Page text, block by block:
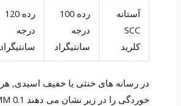
آستانه
SCC
کلرید
رده 100
درجه
سانتیگراد
رده 120
درجه
سانتیگراد
در رسانه های خنثی یا خفیف اسیدی,
خوردگی را در زیر نشان می دهند 0.1 MM/سال.